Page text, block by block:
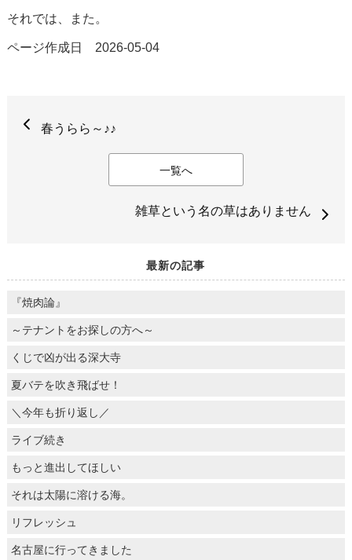
それでは、また。
ページ作成日 2026-05-04
春うらら～♪♪
一覧へ
雑草という名の草はありません
最新の記事
『焼肉論』
～テナントをお探しの方へ～
くじで凶が出る深大寺
夏バテを吹き飛ばせ！
＼今年も折り返し／
ライブ続き
もっと進出してほしい
それは太陽に溶ける海。
リフレッシュ
名古屋に行ってきました